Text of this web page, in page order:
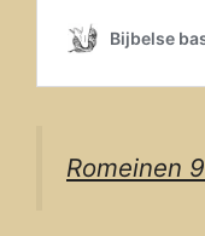
Romeinen